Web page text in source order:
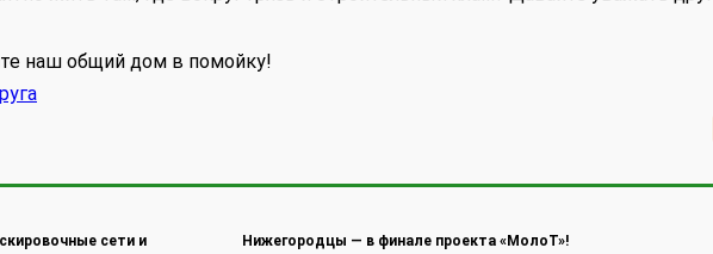
наш общий дом в помойку!
сети и
Нижегородцы — в финале проекта «МолоТ»!